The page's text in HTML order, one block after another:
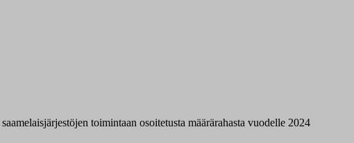
toimintaan osoitetusta määrärahasta vuodelle 2024